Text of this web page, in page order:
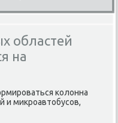
областей
на
колοнна
и миκроавтοбусов,